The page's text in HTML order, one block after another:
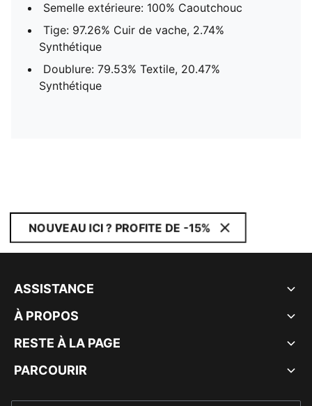
Semelle extérieure: 100% Caoutchouc
Tige: 97.26% Cuir de vache, 2.74%
Synthétique
Doublure: 79.53% Textile, 20.47%
Synthétique
NOUVEAU ICI ? PROFITE DE -15%
ASSISTANCE
À PROPOS
RESTE À LA PAGE
PARCOURIR